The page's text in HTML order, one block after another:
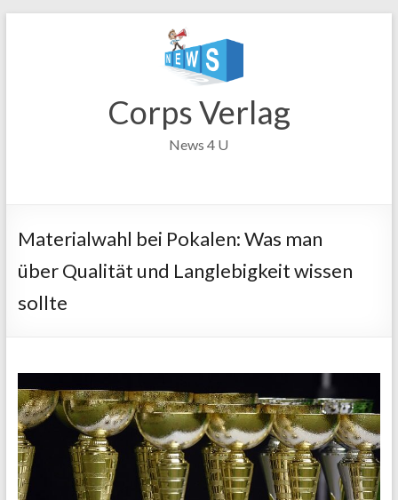
Corps Verlag
News 4 U
Materialwahl bei Pokalen: Was man
über Qualität und Langlebigkeit wissen
sollte